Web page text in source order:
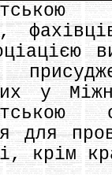
у
для
крім